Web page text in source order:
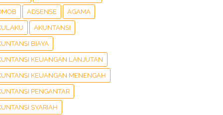
ADSENSE AGAMA
AKUNTANSI
BIAYA
KEUANGAN LANJUTAN
KEUANGAN MENENGAH
PENGANTAR
SYARIAH